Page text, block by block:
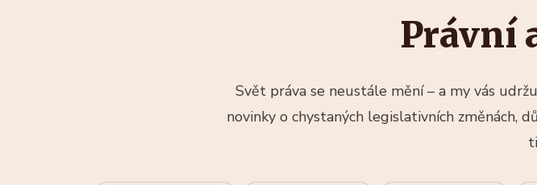
Právní
Svět práva se neustále mění – a my vás
novinky o chystaných legislativních změnách,